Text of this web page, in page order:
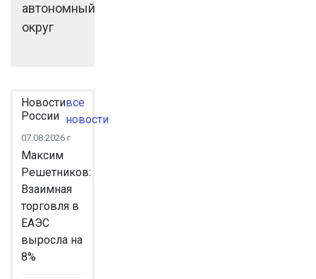
автономный
округ
Новости
России
все
новости
07.08.2026 г
Максим
Решетников:
Взаимная
торговля в
ЕАЭС
выросла на
8%